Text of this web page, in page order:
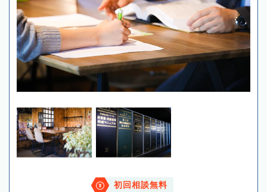
初回相談無料